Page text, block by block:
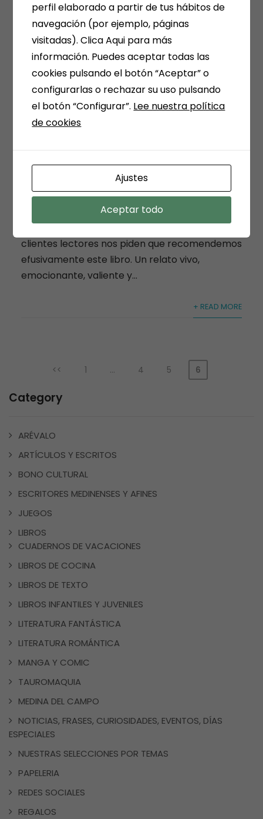
17/04/2023 admin Off LIBROS,NOTICIAS,
FRASES, CURIOSIDADES, EVENTOS, DÍAS ESPECIALES
VISITA DE LUJO Hoy en el stand de Papelería
Mena Medina del Campo hemos disfrutado por
unos instantes de la...
+ READ MORE
ESTO NO SE DICE
admin Off LIBROS
ALEJANDRO PALOMAS Varios de nuestros
clientes lectores nos piden que recomendemos
efusivamente este libro. Un relato vivo,
emocionante, valiente y...
+ READ MORE
1 … 4 5 6
Category
ARÉVALO
ARTÍCULOS Y ESCRITOS
BONO CULTURAL
ESCRITORES MEDINENSES Y AFINES
JUEGOS
LIBROS
CUADERNOS DE VACACIONES
LIBROS DE COCINA
LIBROS DE TEXTO
LIBROS INFANTILES Y JUVENILES
LITERATURA FANTÁSTICA
LITERATURA ROMÁNTICA
MANGA Y COMIC
TAUROMAQUIA
MEDINA DEL CAMPO
NOTICIAS, FRASES, CURIOSIDADES, EVENTOS, DÍAS
ESPECIALES
NUESTRAS SELECCIONES POR TEMAS
PAPELERIA
REDES SOCIALES
REGALOS
perfil elaborado a partir de tus hábitos de
navegación (por ejemplo, páginas
visitadas). Clica Aqui para más
información. Puedes aceptar todas las
cookies pulsando el botón “Aceptar” o
configurarlas o rechazar su uso pulsando
el botón “Configurar”. Lee nuestra política
de cookies
Ajustes
Aceptar todo